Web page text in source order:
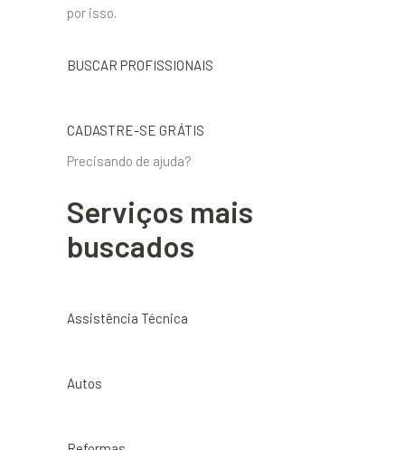
por isso.
BUSCAR PROFISSIONAIS
CADASTRE-SE GRÁTIS
Precisando de ajuda?
Serviços mais
buscados
Assistência Técnica
Autos